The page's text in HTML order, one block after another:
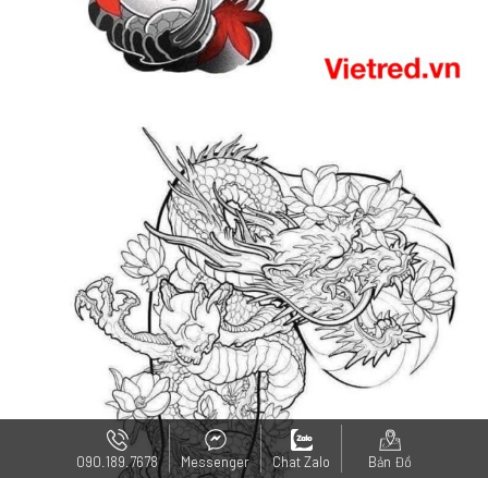
090.189.7678 Messenger Chat Zalo Bản Đồ